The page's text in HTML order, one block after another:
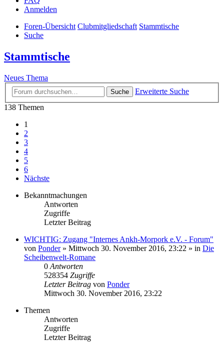
Anmelden
Foren-Übersicht Clubmitgliedschaft Stammtische
Suche
Stammtische
Neues Thema
Suche
Erweiterte Suche
138 Themen
1
2
3
4
5
6
Nächste
Bekanntmachungen
Antworten
Zugriffe
Letzter Beitrag
WICHTIG: Zugang "Internes Ankh-Morpork e.V. - Forum"
von Ponder» Mittwoch 30. November 2016, 23:22 » in Die
Scheibenwelt-Romane
0 Antworten
528354 Zugriffe
Letzter Beitrag von Ponder
Mittwoch 30. November 2016, 23:22
Themen
Antworten
Zugriffe
Letzter Beitrag